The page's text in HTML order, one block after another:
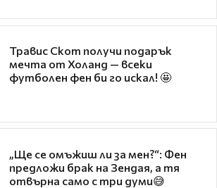
Травис Скот получи подарък
мечта от Холанд — всеки
футболен фен би го искал! 🤩
„Ще се омъжиш ли за мен?“: Фен
предложи брак на Зендая, а тя
отвърна само с три думи😅